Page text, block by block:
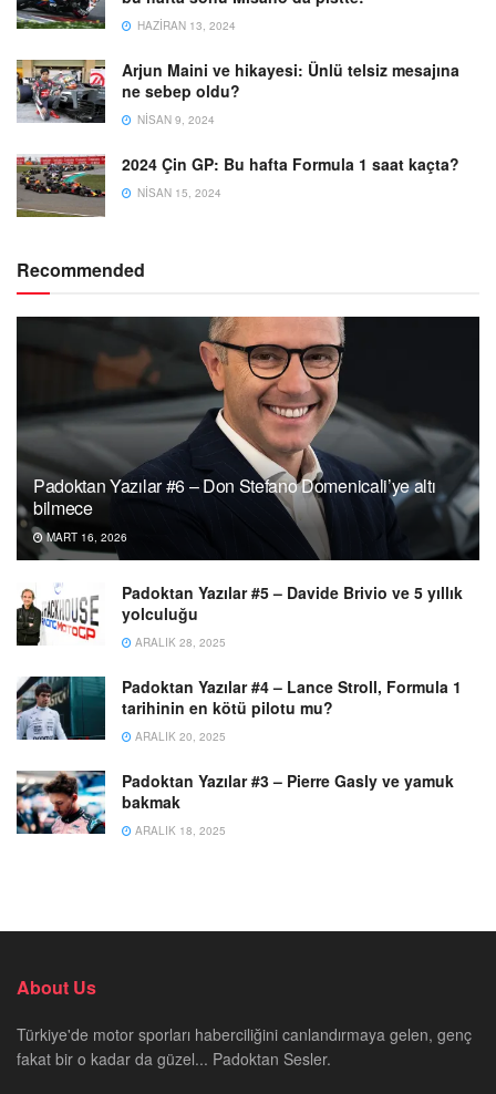
HAZIRAN 13, 2024
Arjun Maini ve hikayesi: Ünlü telsiz mesajına
ne sebep oldu?
NISAN 9, 2024
2024 Çin GP: Bu hafta Formula 1 saat kaçta?
NISAN 15, 2024
Recommended
Padoktan Yazılar #6 – Don Stefano Domenicali’ye altı
bilmece
MART 16, 2026
Padoktan Yazılar #5 – Davide Brivio ve 5 yıllık
yolculuğu
ARALIK 28, 2025
Padoktan Yazılar #4 – Lance Stroll, Formula 1
tarihinin en kötü pilotu mu?
ARALIK 20, 2025
Padoktan Yazılar #3 – Pierre Gasly ve yamuk
bakmak
ARALIK 18, 2025
About Us
Türkiye'de motor sporları haberciliğini canlandırmaya gelen, genç
fakat bir o kadar da güzel... Padoktan Sesler.